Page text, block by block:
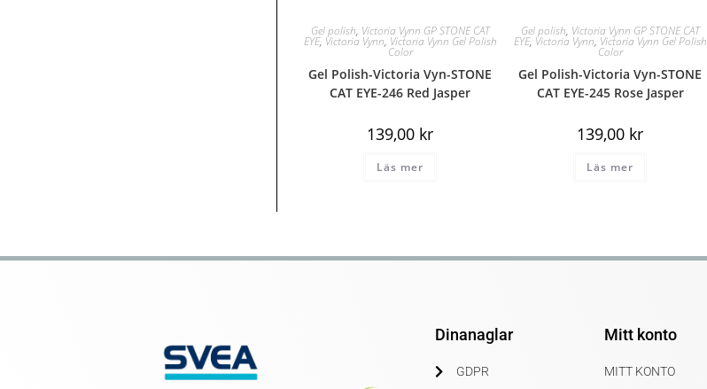
Gel polish, Victoria Vynn GP STONE CAT
EYE, Victoria Vynn, Victoria Vynn Gel Polish
Color
Gel Polish-Victoria Vyn-STONE
CAT EYE-246 Red Jasper
139,00 kr
Läs mer
Gel polish, Victoria Vynn GP STONE CAT
EYE, Victoria Vynn, Victoria Vynn Gel Polish
Color
Gel Polish-Victoria Vyn-STONE
CAT EYE-245 Rose Jasper
139,00 kr
Läs mer
Dinanaglar
GDPR
Mitt konto
MITT KONTO